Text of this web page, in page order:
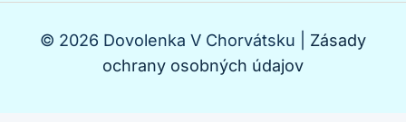
© 2026 Dovolenka V Chorvátsku | Zásady
ochrany osobných údajov